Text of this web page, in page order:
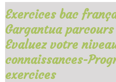
20 questions / Correction
Faire le quiz
Quiz n°2
Revoir le commentaire,
22 questions / Correction
Faire le quiz
Quiz n°3